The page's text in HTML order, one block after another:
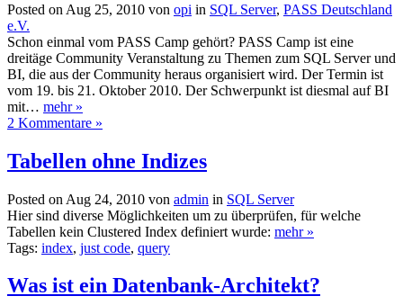
Posted on Aug 25, 2010 von opi in SQL Server, PASS Deutschland
e.V.
Schon einmal vom PASS Camp gehört? PASS Camp ist eine
dreitäge Community Veranstaltung zu Themen zum SQL Server und
BI, die aus der Community heraus organisiert wird. Der Termin ist
vom 19. bis 21. Oktober 2010. Der Schwerpunkt ist diesmal auf BI
mit… mehr »
2 Kommentare »
Tabellen ohne Indizes
Posted on Aug 24, 2010 von admin in SQL Server
Hier sind diverse Möglichkeiten um zu überprüfen, für welche
Tabellen kein Clustered Index definiert wurde: mehr »
Tags: index, just code, query
Was ist ein Datenbank-Architekt?